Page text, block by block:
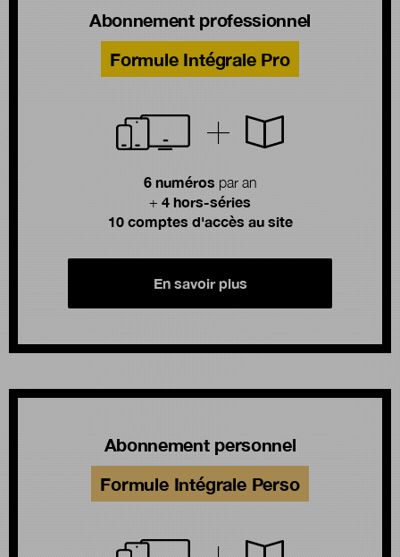
Abonnement professionnel
Formule Intégrale Pro
6 numéros par an
+ 4 hors-séries
10 comptes d'accès au site
En savoir plus
Abonnement personnel
Formule Intégrale Perso